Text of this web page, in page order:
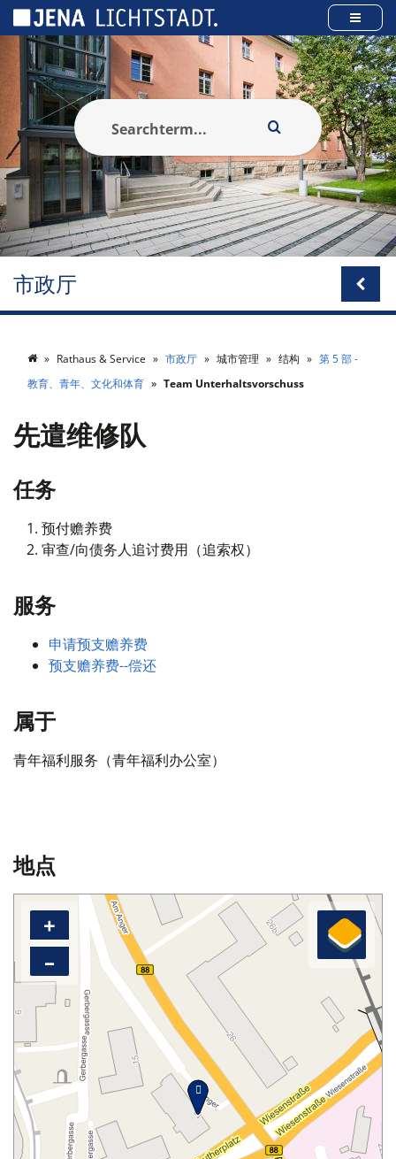
市政厅
Rathaus & Service 市政厅 城市管理 结构
第 5 部 -
教育、青年、文化和体育
Team Unterhaltsvorschuss
先遣维修队
任务
预付赡养费
审查/向债务人追讨费用（追索权）
服务
申请预支赡养费
预支赡养费--偿还
属于
青年福利服务（青年福利办公室）
地点
+
–
Cookies management panel